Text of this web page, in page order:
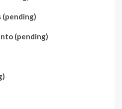
(pending)
(pending)